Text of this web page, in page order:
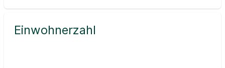
Einwohnerzahl